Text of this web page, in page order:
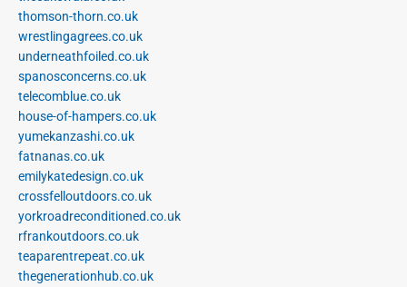
thomson-thorn.co.uk
wrestlingagrees.co.uk
underneathfoiled.co.uk
spanosconcerns.co.uk
telecomblue.co.uk
house-of-hampers.co.uk
yumekanzashi.co.uk
fatnanas.co.uk
emilykatedesign.co.uk
crossfelloutdoors.co.uk
yorkroadreconditioned.co.uk
rfrankoutdoors.co.uk
teaparentrepeat.co.uk
thegenerationhub.co.uk